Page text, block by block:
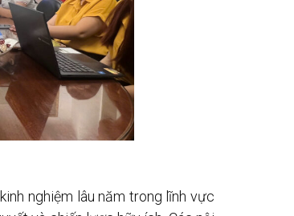
nghiệm lâu năm trong lĩnh vực